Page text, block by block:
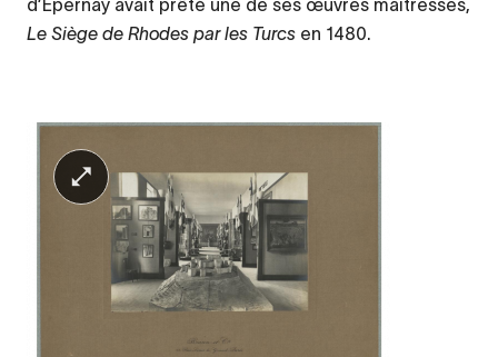
d’Epernay avait prêté une de ses œuvres maîtresses,
Le Siège de Rhodes par les Turcs en 1480.